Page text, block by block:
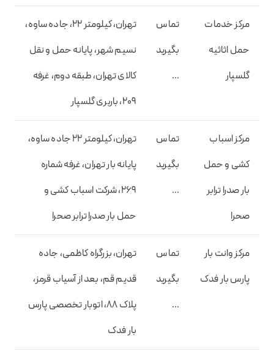
مرکز خدمات
حمل اثاثیه
گلسپار
تماس
بگیرید
…
تهران، کیلومتر 22، جاده ساوه،
نسیم شهر، پایانه حمل و نقل
کالای تهران، طبقه دوم، غرفه
209، باربری گلسپار
مرکز اسباب
کشی و حمل
بار صدرا ترابر
صحرا
تماس
بگیرید
…
تهران، کیلومتر 22 جاده ساوه،
پایانه بار تهران، غرفه شماره
269، شرکت اسباب کشی و
حمل بار صدرا ترابر صحرا
مرکز وانت بار
پارس بار فدک
تماس
بگیرید
…
تهران، بزرگراه کاظمی، جاده
قدیم قم، بعد از آسیاب قرمز،
پلاک 88، اتوبار تخصصی پارس
بار فدک